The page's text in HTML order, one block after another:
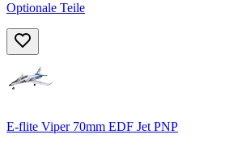
Optionale Teile
E-flite Viper 70mm EDF Jet PNP